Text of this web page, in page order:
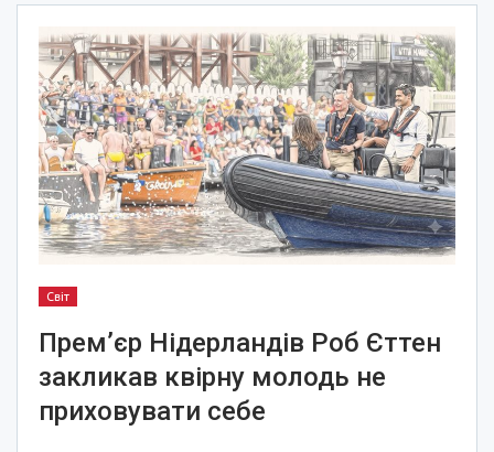
Світ
Прем’єр Нідерландів Роб Єттен
закликав квірну молодь не
приховувати себе